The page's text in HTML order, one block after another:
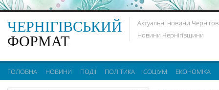
ЧЕРНІГІВСЬКИЙ
ФОРМАТ
Актуальні новини
Новини Чернігівщини
ГОЛОВНА НОВИНИ ПОДІЇ ПОЛІТИКА СОЦІУМ ЕКОНОМІКА